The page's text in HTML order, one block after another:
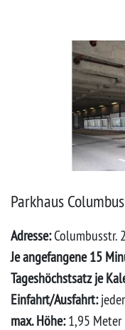
Parkhaus
Adresse:Columbusstr.
Je angefangene 15
Tageshöchstsatz je
Einfahrt/Ausfahrt:
max. Höhe:1,95 Meter